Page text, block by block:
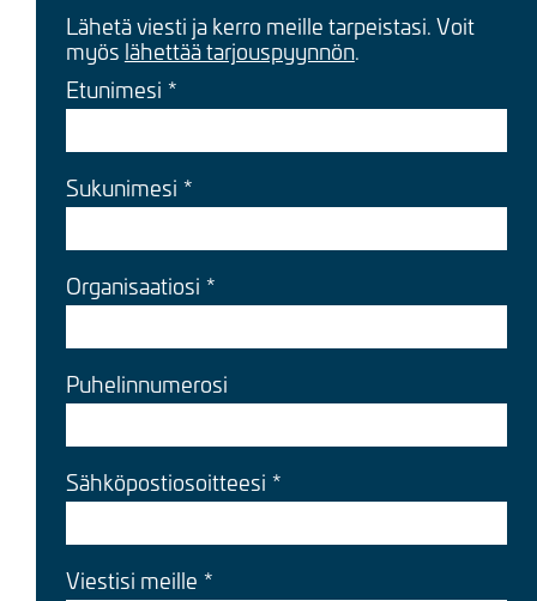
Lähetä viesti ja kerro meille tarpeistasi. Voit
myös lähettää tarjouspyynnön.
Etunimesi
Sukunimesi
Organisaatiosi
Puhelinnumerosi
Sähköpostiosoitteesi
Viestisi meille